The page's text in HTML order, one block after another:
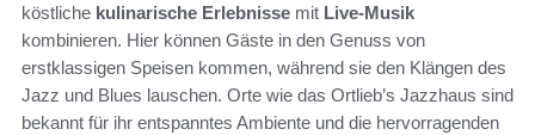
köstliche kulinarische Erlebnisse mit Live-Musik
kombinieren. Hier können Gäste in den Genuss von
erstklassigen Speisen kommen, während sie den Klängen des
Jazz und Blues lauschen. Orte wie das Ortlieb’s Jazzhaus sind
bekannt für ihr entspanntes Ambiente und die hervorragenden